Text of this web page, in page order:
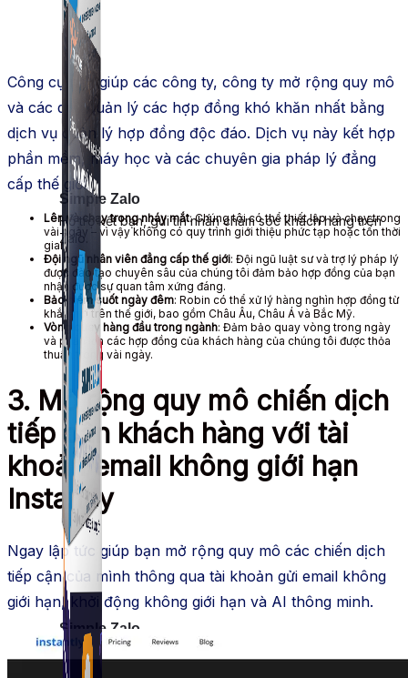
Simple Zalo
Hỗ trợ kết bạn, gửi tin nhắn chăm sóc khách hàng trên
Zalo.
Simple Zalo
Hỗ trợ kết bạn, gửi tin nhắn chăm sóc khách hàng trên
Công cụ này giúp các công ty, công ty mở rộng quy mô
và các quỹ quản lý các hợp đồng khó khăn nhất bằng
dịch vụ quản lý hợp đồng độc đáo. Dịch vụ này kết hợp
phần mềm, máy học và các chuyên gia pháp lý đẳng
cấp thế giới.
Lên và chạy trong nháy mắt: Chúng tôi có thể thiết lập và chạy trong
vài ngày – vì vậy không có quy trình giới thiệu phức tạp hoặc tốn thời
gian
Đội ngũ nhân viên đẳng cấp thế giới: Đội ngũ luật sư và trợ lý pháp lý
được đào tạo chuyên sâu của chúng tôi đảm bảo hợp đồng của bạn
nhận được sự quan tâm xứng đáng.
Bảo hiểm suốt ngày đêm: Robin có thể xử lý hàng nghìn hợp đồng từ
khắp nơi trên thế giới, bao gồm Châu Âu, Châu Á và Bắc Mỹ.
Vòng quay hàng đầu trong ngành: Đảm bảo quay vòng trong ngày
và phần lớn các hợp đồng của khách hàng của chúng tôi được thỏa
thuận trong vài ngày.
3. Mở rộng quy mô chiến dịch
tiếp cận khách hàng với tài
khoản email không giới hạn
Instantly
Ngay lập tức giúp bạn mở rộng quy mô các chiến dịch
tiếp cận của mình thông qua tài khoản gửi email không
giới hạn, khởi động không giới hạn và AI thông minh.